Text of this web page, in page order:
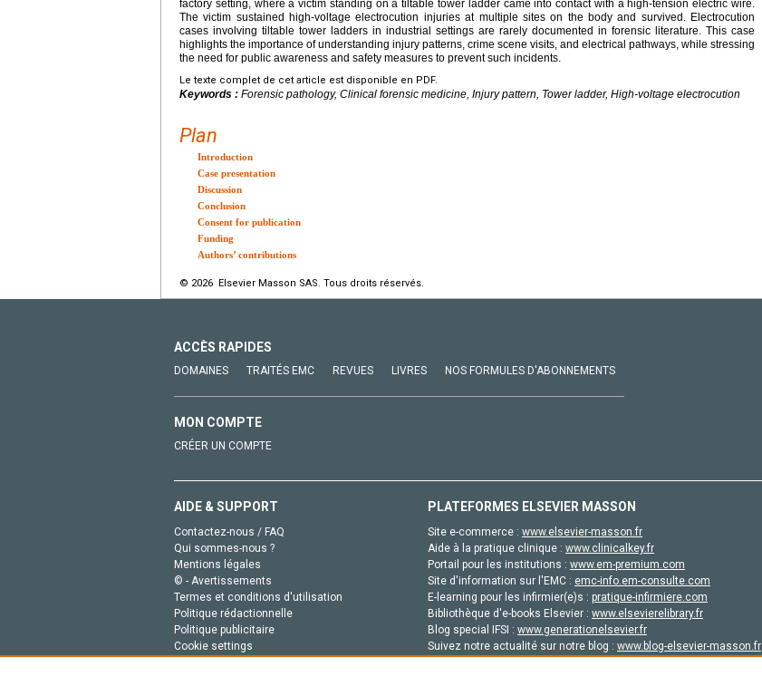
factory setting, where a victim standing on a tiltable tower ladder came into contact with a high-tension electric wire.
The victim sustained high-voltage electrocution injuries at multiple sites on the body and survived. Electrocution
cases involving tiltable tower ladders in industrial settings are rarely documented in forensic literature. This case
highlights the importance of understanding injury patterns, crime scene visits, and electrical pathways, while stressing
the need for public awareness and safety measures to prevent such incidents.
Le texte complet de cet article est disponible en PDF.
Keywords : Forensic pathology, Clinical forensic medicine, Injury pattern, Tower ladder, High-voltage electrocution
Plan
Introduction
Case presentation
Discussion
Conclusion
Consent for publication
Funding
Authors’ contributions
© 2026 Elsevier Masson SAS. Tous droits réservés.
ACCÈS RAPIDES
DOMAINES TRAITÉS EMC REVUES LIVRES NOS FORMULES D'ABONNEMENTS
MON COMPTE
CRÉER UN COMPTE
AIDE & SUPPORT
Contactez-nous / FAQ
Qui sommes-nous ?
Mentions légales
© - Avertissements
Termes et conditions d'utilisation
Politique rédactionnelle
Politique publicitaire
Cookie settings
PLATEFORMES ELSEVIER MASSON
Site e-commerce : www.elsevier-masson.fr
Aide à la pratique clinique : www.clinicalkey.fr
Portail pour les institutions : www.em-premium.com
Site d'information sur l'EMC : emc-info.em-consulte.com
E-learning pour les infirmier(e)s : pratique-infirmiere.com
Bibliothèque d'e-books Elsevier : www.elsevierelibrary.fr
Blog special IFSI : www.generationelsevier.fr
Suivez notre actualité sur notre blog : www.blog-elsevier-masson.fr